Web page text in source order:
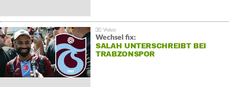
Wechsel fix:
SALAH UNTERSCHREIBT BEI
TRABZONSPOR